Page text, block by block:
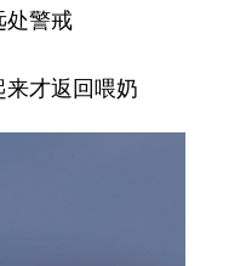
处警戒
才返回喂奶